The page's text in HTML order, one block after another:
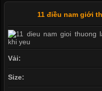
11 điều nam giới
Vải:
Size: